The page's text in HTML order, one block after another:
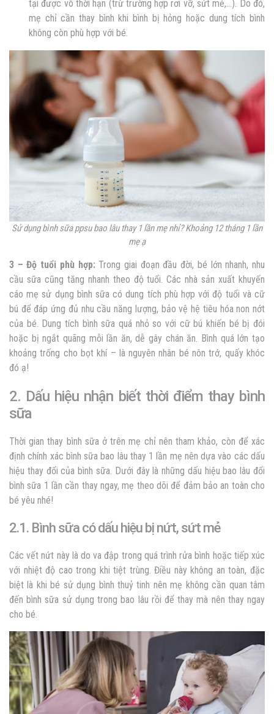
tại được vô thời hạn (trừ trường hợp rơi vỡ, sứt mẻ,…). Do đó,
mẹ chỉ cần thay bình khi bình bị hỏng hoặc dung tích bình
không còn phù hợp với bé.
Sử dụng bình sữa ppsu bao lâu thay 1 lần mẹ nhỉ? Khoảng 12 tháng 1 lần
mẹ ạ
3 – Độ tuổi phù hợp:Trong giai đoạn đầu đời, bé lớn nhanh, nhu
cầu sữa cũng tăng nhanh theo độ tuổi. Các nhà sản xuất khuyến
cáo mẹ sử dụng bình sữa có dung tích phù hợp với độ tuổi và cữ
bú để đáp ứng đủ nhu cầu năng lượng, bảo vệ hệ tiêu hóa non nớt
của bé. Dung tích bình sữa quá nhỏ so với cữ bú khiến bé bị đói
hoặc bị ngắt quãng mỗi lần ăn, dễ gây chán ăn. Bình quá lớn tạo
khoảng trống cho bọt khí – là nguyên nhân bé nôn trớ, quấy khóc
đó ạ!
2. Dấu hiệu nhận biết thời điểm thay bình
sữa
Thời gian thay bình sữa ở trên mẹ chỉ nên tham khảo, còn để xác
định chính xác bình sữa bao lâu thay 1 lần mẹ nên dựa vào các dấu
hiệu thay đổi của bình sữa. Dưới đây là những dấu hiệubao lâu đổi
bình sữa 1 lần cần thay ngay, mẹ theo dõi để đảm bảo an toàn cho
bé yêu nhé!
2.1. Bình sữa có dấu hiệu bị nứt, sứt mẻ
Các vết nứt này là do va đập trong quá trình rửa bình hoặc tiếp xúc
với nhiệt độ cao trong khi tiệt trùng. Điều này không an toàn, đặc
biệt là khi bé sử dụng bình thuỷ tinh nên mẹ không cần quan tâm
đếnbình sữa sử dụng trong bao lâu rồi để thay mà nên thay ngay
cho bé.